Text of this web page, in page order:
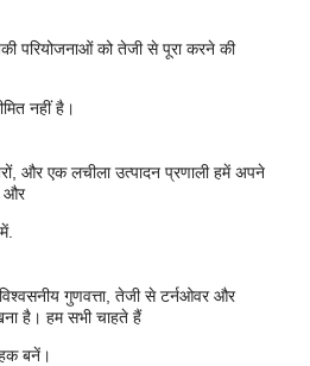
परियोजनाओं को तेजी से पूरा करने की
नहीं है।
और एक लचीला उत्पादन प्रणाली हमें अपने
और
गुणवत्ता, तेजी से टर्नओवर और
है। हम सभी चाहते हैं
बनें।